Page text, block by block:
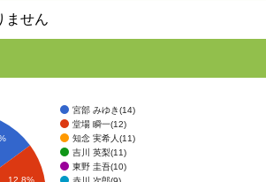
ません
宮部 みゆき(14)
堂場 瞬一(12)
知念 実希人(11)
吉川 英梨(11)
東野 圭吾(10)
赤川 次郎(9)
12.8%